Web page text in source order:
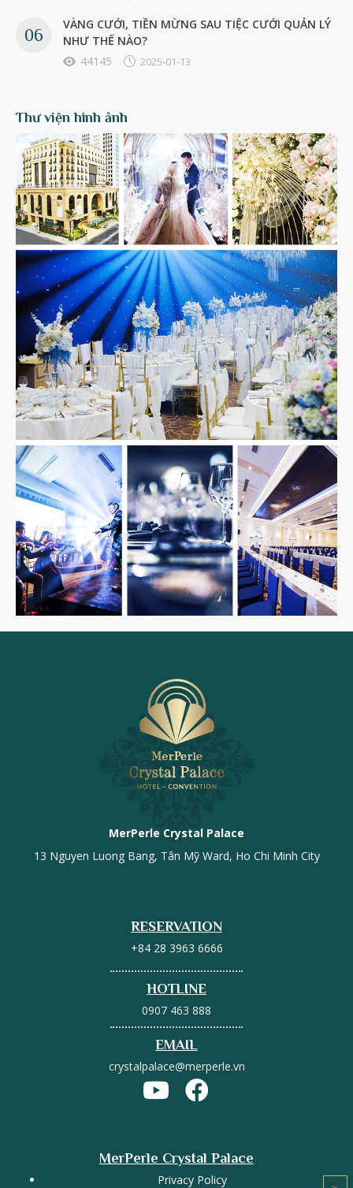
VÀNG CƯỚI, TIỀN MỪNG SAU TIỆC CƯỚI QUẢN LÝ
NHƯ THẾ NÀO?
44145
2025-01-13
Thư viện hình ảnh
MerPerle Crystal Palace
13 Nguyen Luong Bang, Tân Mỹ Ward, Ho Chi Minh City
RESERVATION
+84 28 3963 6666
HOTLINE
0907 463 888
EMAIL
crystalpalace@merperle.vn
MerPerle Crystal Palace
Privacy Policy